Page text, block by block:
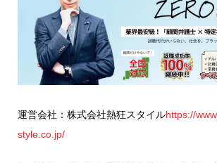
運営会社：株式会社熱狂スタイルhttps://
style.co.jp/